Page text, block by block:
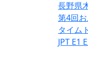
長野県
第4回
タイム
JPT E1